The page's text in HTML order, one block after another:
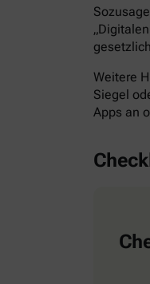
Weitere
Siegel
Apps an